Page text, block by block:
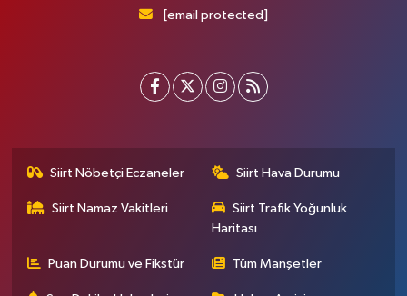
[email protected]
Siirt Nöbetçi Eczaneler Siirt Hava Durumu
Siirt Namaz Vakitleri
Siirt Trafik Yoğunluk
Haritası
Puan Durumu ve Fikstür Tüm Manşetler